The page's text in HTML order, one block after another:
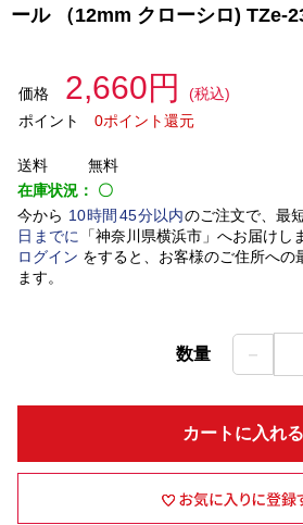
ール （12mm クローシロ) TZe-
価格 2,660円
(税込)
ポイント
0ポイント還元
送料
無料
在庫状況： 〇
今から 10時間 45分以内のご注文で、最
日 までに 「神奈川県横浜市」 へお届けし
ログイン をすると、お客様のご住所への
ます。
数量 －
カートに入れる